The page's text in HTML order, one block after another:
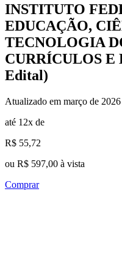
INSTITUTO
EDUCAÇÃO,
TECNOLOGIA
CURRÍCULOS E
Edital)
Atualizado em março de 2026
até 12x de
R$ 55,72
ou R$ 597,00 à vista
Comprar